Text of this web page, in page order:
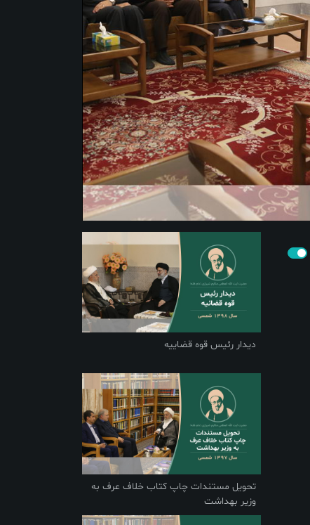
دیدار رئیس قوه قضاییه
تحویل مستندات چاپ کتاب خلاف عرف به
وزیر بهداشت